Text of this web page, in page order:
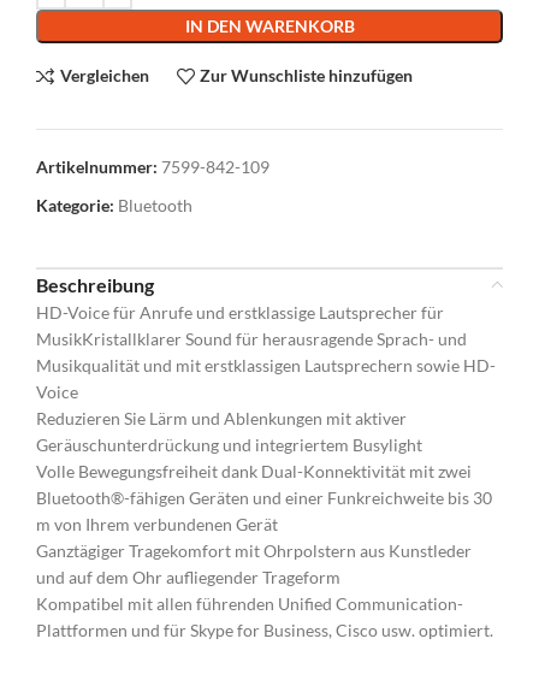
IN DEN WARENKORB
Vergleichen Zur Wunschliste hinzufügen
Artikelnummer: 7599-842-109
Kategorie: Bluetooth
Beschreibung
HD-Voice für Anrufe und erstklassige Lautsprecher für
MusikKristallklarer Sound für herausragende Sprach- und
Musikqualität und mit erstklassigen Lautsprechern sowie HD-
Voice
Reduzieren Sie Lärm und Ablenkungen mit aktiver
Geräuschunterdrückung und integriertem Busylight
Volle Bewegungsfreiheit dank Dual-Konnektivität mit zwei
Bluetooth®-fähigen Geräten und einer Funkreichweite bis 30
m von Ihrem verbundenen Gerät
Ganztägiger Tragekomfort mit Ohrpolstern aus Kunstleder
und auf dem Ohr aufliegender Trageform
Kompatibel mit allen führenden Unified Communication-
Plattformen und für Skype for Business, Cisco usw. optimiert.